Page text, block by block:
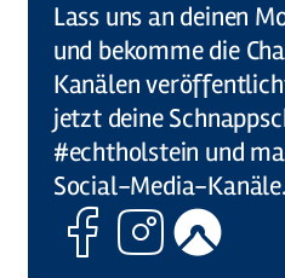
Lass uns an deinen
und bekomme die
Kanälen
jetzt deine
#echtholstein und
Social-Media-Kanäle.
FacebookInstagram
Komoot